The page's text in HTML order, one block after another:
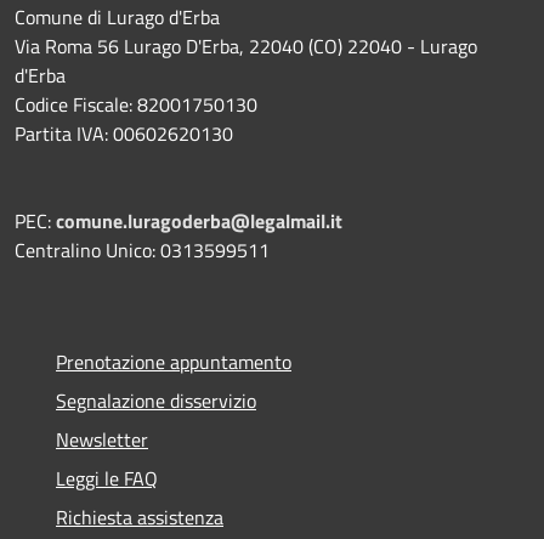
Comune di Lurago d'Erba
Via Roma 56 Lurago D'Erba, 22040 (CO) 22040 - Lurago
d'Erba
Codice Fiscale: 82001750130
Partita IVA: 00602620130
PEC:comune.luragoderba@legalmail.it
Centralino Unico: 0313599511
Prenotazione appuntamento
Segnalazione disservizio
Newsletter
Leggi le FAQ
Richiesta assistenza